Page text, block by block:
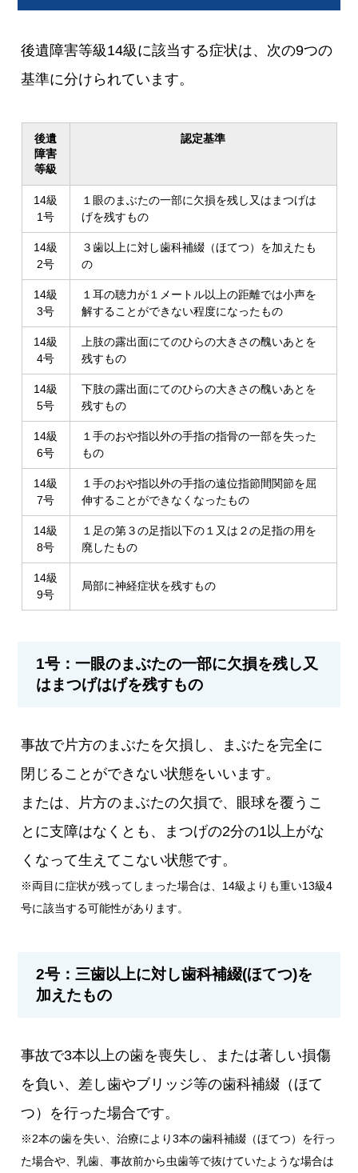
後遺障害等級14級に該当する症状は、次の9つの
基準に分けられています。
後遺
障害
等級
認定基準
14級
1号
１眼のまぶたの一部に欠損を残し又はまつげは
げを残すもの
14級
2号
３歯以上に対し歯科補綴（ほてつ）を加えたも
の
14級
3号
１耳の聴力が１メートル以上の距離では小声を
解することができない程度になったもの
14級
4号
上肢の露出面にてのひらの大きさの醜いあとを
残すもの
14級
5号
下肢の露出面にてのひらの大きさの醜いあとを
残すもの
14級
6号
１手のおや指以外の手指の指骨の一部を失った
もの
14級
7号
１手のおや指以外の手指の遠位指節間関節を屈
伸することができなくなったもの
14級
8号
１足の第３の足指以下の１又は２の足指の用を
廃したもの
14級
9号
局部に神経症状を残すもの
1号：一眼のまぶたの一部に欠損を残し又
はまつげはげを残すもの
事故で片方のまぶたを欠損し、まぶたを完全に
閉じることができない状態をいいます。
または、片方のまぶたの欠損で、眼球を覆うこ
とに支障はなくとも、まつげの2分の1以上がな
くなって生えてこない状態です。
※両目に症状が残ってしまった場合は、14級よりも重い13級4
号に該当する可能性があります。
2号：三歯以上に対し歯科補綴(ほてつ)を
加えたもの
事故で3本以上の歯を喪失し、または著しい損傷
を負い、差し歯やブリッジ等の歯科補綴（ほて
つ）を行った場合です。
※2本の歯を失い、治療により3本の歯科補綴（ほてつ）を行っ
た場合や、乳歯、事故前から虫歯等で抜けていたような場合は